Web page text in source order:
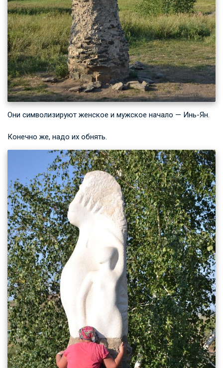
Они символизируют женское и мужское начало — Инь-Ян.
Конечно же, надо их обнять.